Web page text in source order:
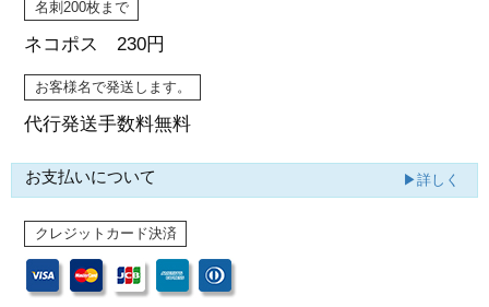
名刺200枚まで
ネコポス 230円
お客様名で発送します。
代行発送手数料無料
お支払いについて ▶詳しく
クレジットカード決済